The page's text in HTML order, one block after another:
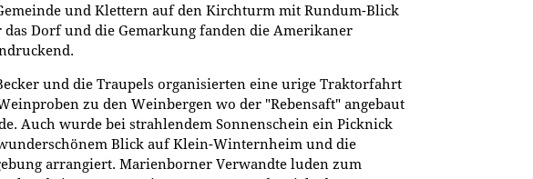
und Klettern auf den Kirchturm mit Rundum-Blick
das Dorf und die Gemarkung fanden die Amerikaner
und die Traupels organisierten eine urige Traktorfahrt
zu den Weinbergen wo der "Rebensaft" angebaut
Auch wurde bei strahlendem Sonnenschein ein Picknick
Blick auf Klein-Winternheim und die
arrangiert. Marienborner Verwandte luden zum